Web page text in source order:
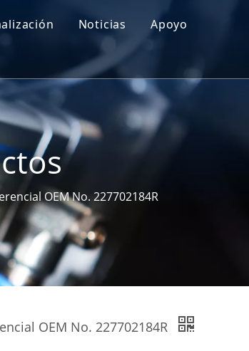
Noticias Apoyo
Realimentación
OEM No. 227702184R
OEM No. 227702184R